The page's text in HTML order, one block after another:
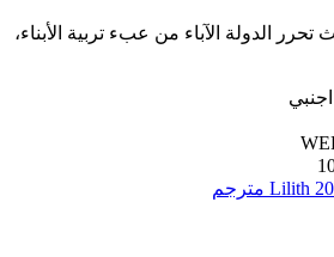
الدولة الآباء من عبء تربية الأبناء،
اجنبي